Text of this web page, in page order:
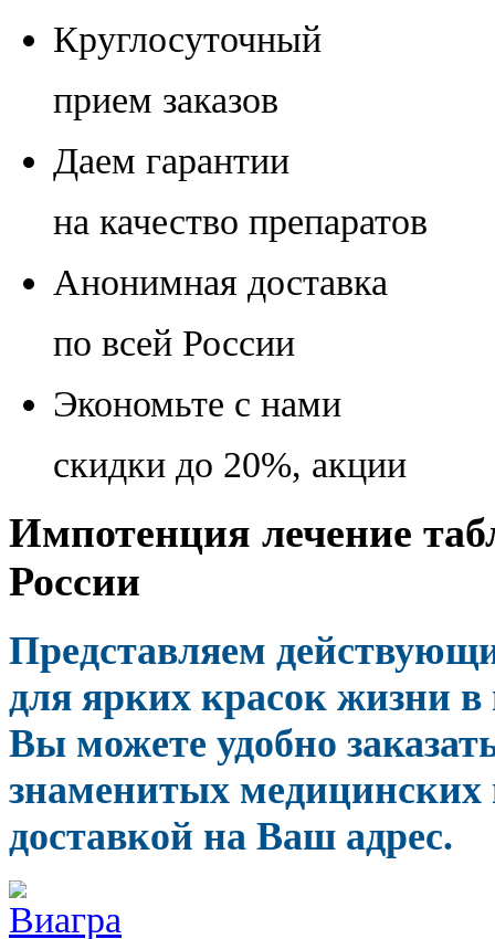
Круглосуточный
прием заказов
Даем гарантии
на качество препаратов
Анонимная доставка
по всей России
Экономьте с нами
скидки до 20%, акции
Импотенция лечение
России
Представляем
для ярких красок жизни
Вы можете удобно
знаменитых медицинских
доставкой на Ваш адрес.